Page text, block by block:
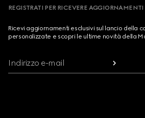
REGISTRATI PER RICEVERE
Ricevi aggiornamenti esclusivi sul lancio della
personalizzate e scopri le ultime novità della
Indirizzo e-mail